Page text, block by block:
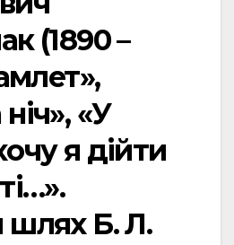
(1890 –
«У
я дійти
шлях Б. Л.